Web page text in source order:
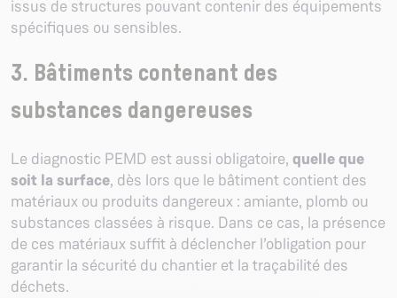
issus de structures pouvant contenir des équipements
spécifiques ou sensibles.
3. Bâtiments contenant des
substances dangereuses
Le diagnostic PEMD est aussi obligatoire, quelle que
soit la surface, dès lors que le bâtiment contient des
matériaux ou produits dangereux : amiante, plomb ou
substances classées à risque. Dans ce cas, la présence
de ces matériaux suffit à déclencher l’obligation pour
garantir la sécurité du chantier et la traçabilité des
déchets.